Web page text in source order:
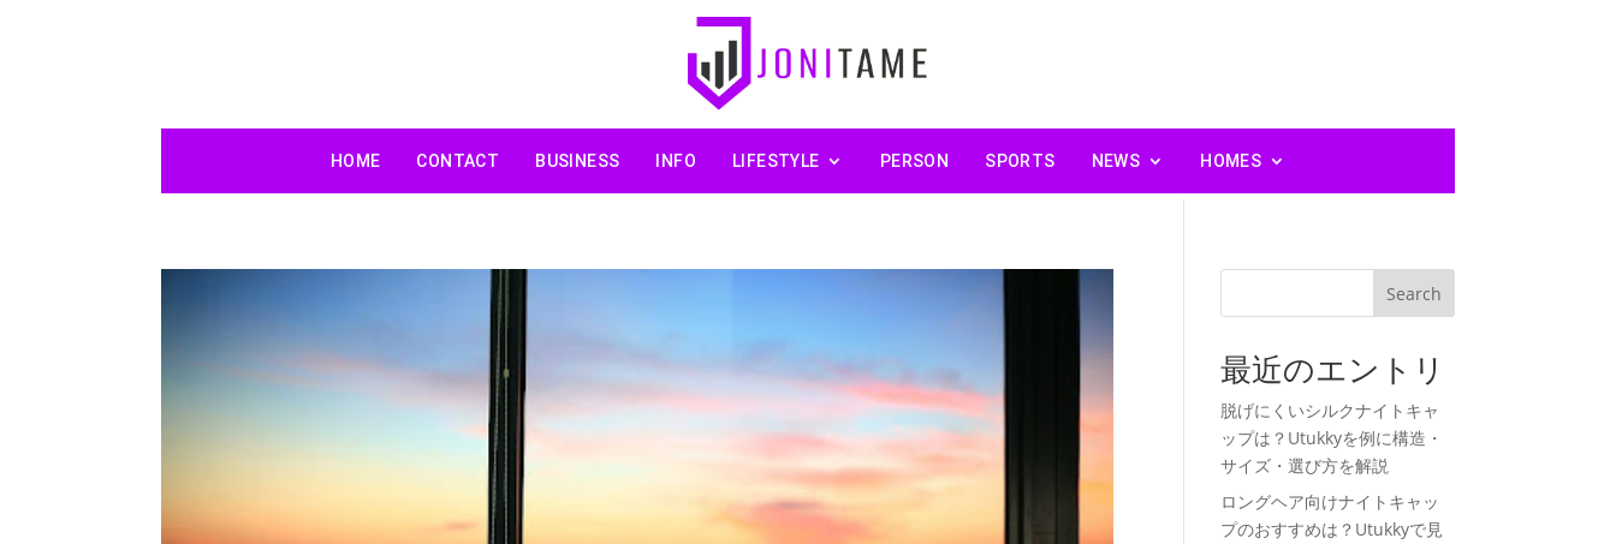
HOME CONTACT BUSINESS INFO LIFESTYLE PERSON SPORTS NEWS HOMES
Search
最近のエントリ
脱げにくいシルクナイトキャ
ップは？Utukkyを例に構造・
サイズ・選び方を解説
ロングヘア向けナイトキャッ
プのおすすめは？Utukkyで見